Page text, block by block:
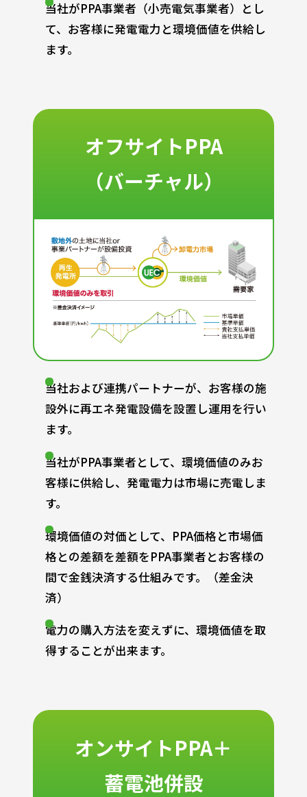
当社がPPA事業者（小売電気事業者）とし
て、お客様に発電電力と環境価値を供給し
ます。
オフサイトPPA
（バーチャル）
当社および連携パートナーが、お客様の施
設外に再エネ発電設備を設置し運用を行い
ます。
当社がPPA事業者として、環境価値のみお
客様に供給し、発電電力は市場に売電しま
す。
環境価値の対価として、PPA価格と市場価
格との差額を差額をPPA事業者とお客様の
間で金銭決済する仕組みです。（差金決
済）
電力の購入方法を変えずに、環境価値を取
得することが出来ます。
オンサイトPPA＋
蓄電池併設